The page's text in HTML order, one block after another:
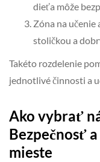
dieťa môže
Zóna na
stoličkou a
Takéto rozdelenie
jednotlivé činnosti a
Ako vybrať
Bezpečnosť
mieste